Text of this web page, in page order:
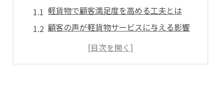
軽貨物で顧客満足度を高める工夫とは
顧客の声が軽貨物サービスに与える影響
軽貨物業界で信頼を築く対応ポイント